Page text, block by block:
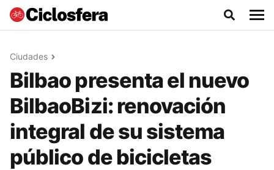
Ciudades
Bilbao presenta el nuevo
BilbaoBizi: renovación
integral de su sistema
público de bicicletas